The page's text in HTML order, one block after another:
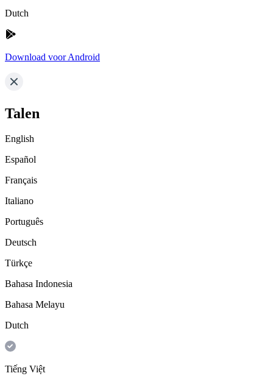
Dutch
Download voor Android
Talen
English
Español
Français
Italiano
Português
Deutsch
Türkçe
Bahasa Indonesia
Bahasa Melayu
Dutch
Tiếng Việt